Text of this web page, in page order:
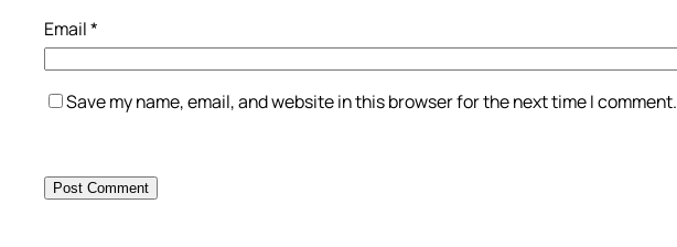
Email*
Save my name, email, and website in this browser for the next time I comment.